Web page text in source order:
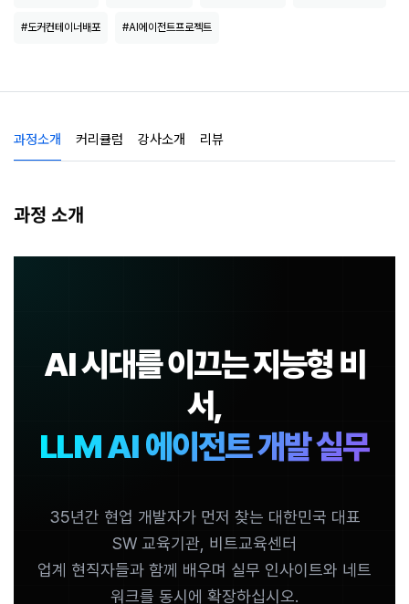
#도커컨테이너배포 #AI에이전트프로젝트
과정소개 커리큘럼 강사소개 리뷰
과정 소개